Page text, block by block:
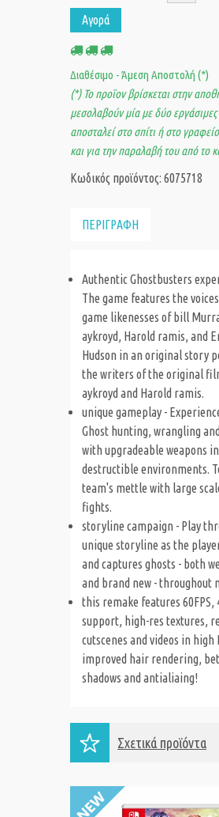
Αγορά
Διαθέσιμο - Άμεση Αποστολή (*)
(*) Το προϊον βρίσκεται στην
μεσολαβούν μία με δύο εργάσιμες
αποσταλεί στο σπίτι ή στο
και για την παραλαβή του από το
Κωδικός προϊόντος: 6075718
ΠΕΡΙΓΡΑΦΗ
Authentic Ghostbusters
The game features the
game likenesses of bill
aykroyd, Harold ramis, and
Hudson in an original story
the writers of the original
aykroyd and Harold ramis.
unique gameplay -
Ghost hunting, wrangling
with upgradeable weapons
destructible environments.
team's mettle with large
fights.
storyline campaign - Play
unique storyline as the
and captures ghosts - both
and brand new - throughout
this remake features 60FPS,
support, high-res textures,
cutscenes and videos in high
improved hair rendering,
shadows and antialiaing!
Σχετικά προϊόντα